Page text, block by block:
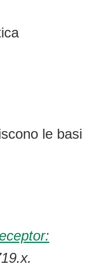
le basi